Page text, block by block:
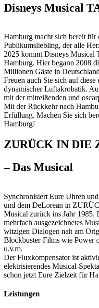
Disneys Musical
Hamburg macht sich bereit für
Publikumsliebling, der alle
2025 kommt Disneys
Hamburg. Hier begann 2008
Millionen Gäste in
Freuen auch Sie sich auf
dynamischer Luftakrobatik.
mit der mitreißenden und
Mit der Rückkehr nach
Erfüllung. Machen Sie sich
Hamburg!
ZURÜCK IN DIE
– Das Musical
Synchronisiert Eure Uhren
und dem DeLorean in
Musical zurück ins Jahr 1985.
mehrfach ausgezeichnetes
witzigen Dialogen nah am
Blockbuster-Films wie
u.v.m.
Der Fluxkompensator ist
elektrisierendes Musical-
schon jetzt Eure Zielzeit für
Leistungen